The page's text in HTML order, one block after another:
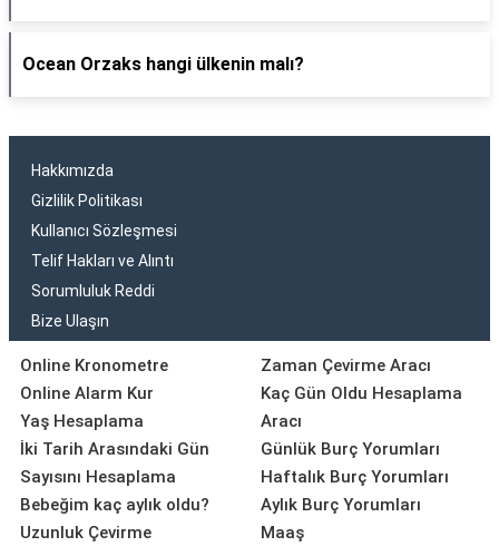
Ocean Orzaks hangi ülkenin malı?
Hakkımızda
Gizlilik Politikası
Kullanıcı Sözleşmesi
Telif Hakları ve Alıntı
Sorumluluk Reddi
Bize Ulaşın
Online Kronometre
Online Alarm Kur
Yaş Hesaplama
İki Tarih Arasındaki Gün
Sayısını Hesaplama
Bebeğim kaç aylık oldu?
Uzunluk Çevirme
Zaman Çevirme Aracı
Kaç Gün Oldu Hesaplama
Aracı
Günlük Burç Yorumları
Haftalık Burç Yorumları
Aylık Burç Yorumları
Maaş